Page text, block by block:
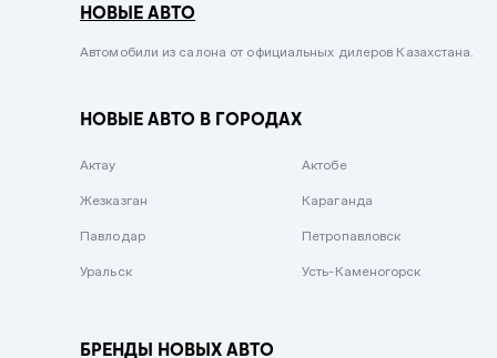
Сиреневый металлик
Вишневый
НОВЫЕ АВТО
Автомобили из салона от официальных дилеров Казахстана.
НОВЫЕ АВТО В ГОРОДАХ
Актау Актобе
Жезказган Караганда
Павлодар Петропавловск
Уральск Усть-Каменогорск
БРЕНДЫ НОВЫХ АВТО